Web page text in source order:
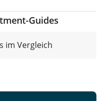
Guides
im Vergleich